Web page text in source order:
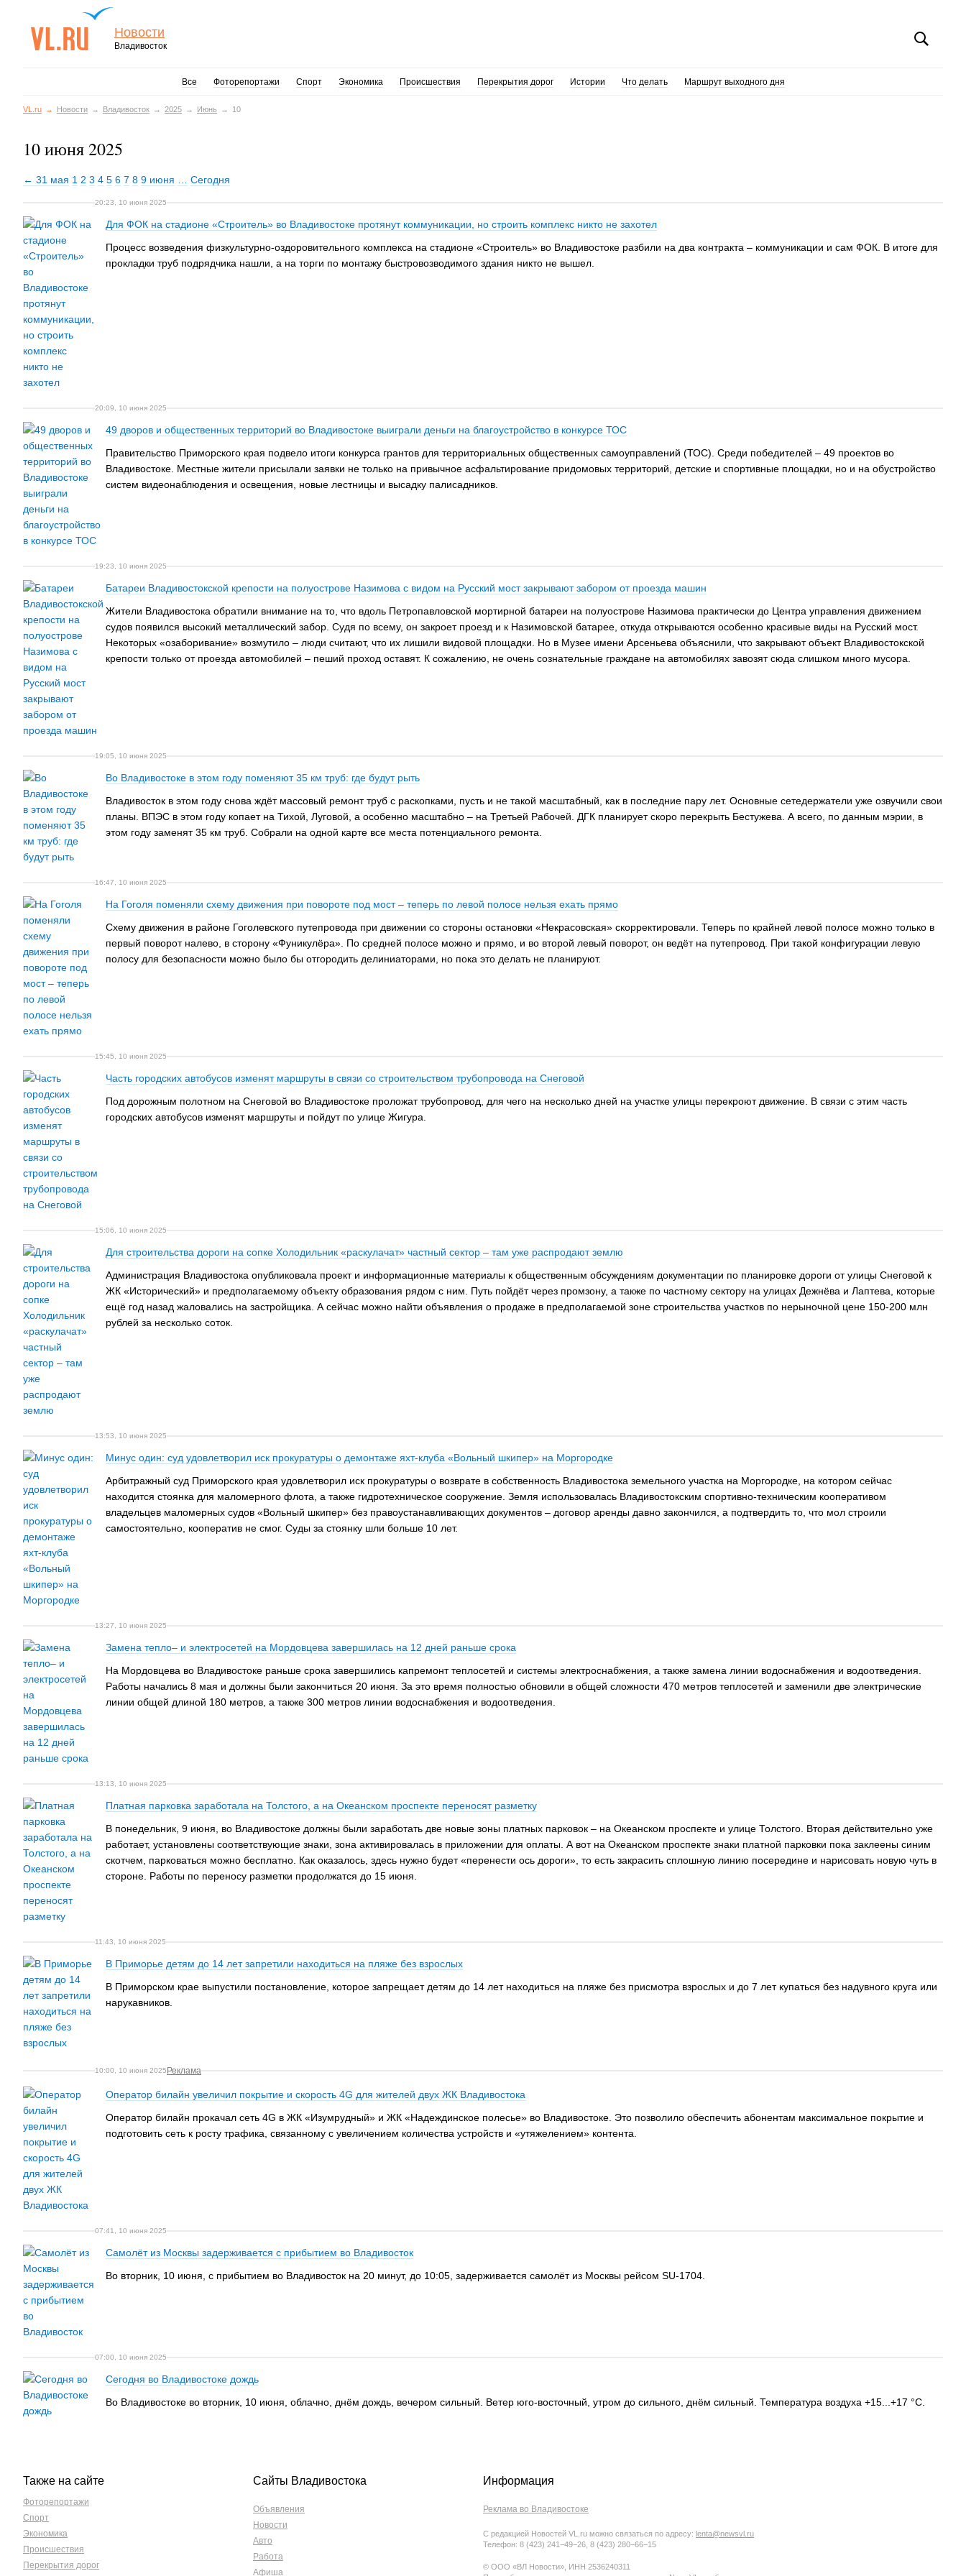
Новости
Владивосток
Все Фоторепортажи Спорт Экономика Происшествия Перекрытия дорог Истории Что делать Маршрут выходного дня
VL.ru Новости Владивосток 2025 Июнь 10
10 июня 2025
← 31 мая 1 2 3 4 5 6 7 8 9 июня Сегодня
20:23, 10 июня 2025
Для ФОК на стадионе «Строитель» во Владивостоке протянут коммуникации, но строить комплекс никто не захотел
Процесс возведения физкультурно-оздоровительного комплекса на стадионе «Строитель» во Владивостоке разбили на два контракта – коммуникации и сам ФОК. В итоге для
прокладки труб подрядчика нашли, а на торги по монтажу быстровозводимого здания никто не вышел.
20:09, 10 июня 2025
49 дворов и общественных территорий во Владивостоке выиграли деньги на благоустройство в конкурсе ТОС
Правительство Приморского края подвело итоги конкурса грантов для территориальных общественных самоуправлений (ТОС). Среди победителей – 49 проектов во
Владивостоке. Местные жители присылали заявки не только на привычное асфальтирование придомовых территорий, детские и спортивные площадки, но и на обустройство
систем видеонаблюдения и освещения, новые лестницы и высадку палисадников.
19:23, 10 июня 2025
Батареи Владивостокской крепости на полуострове Назимова с видом на Русский мост закрывают забором от проезда машин
Жители Владивостока обратили внимание на то, что вдоль Петропавловской мортирной батареи на полуострове Назимова практически до Центра управления движением
судов появился высокий металлический забор. Судя по всему, он закроет проезд и к Назимовской батарее, откуда открываются особенно красивые виды на Русский мост.
Некоторых «озаборивание» возмутило – люди считают, что их лишили видовой площадки. Но в Музее имени Арсеньева объяснили, что закрывают объект Владивостокской
крепости только от проезда автомобилей – пеший проход оставят. К сожалению, не очень сознательные граждане на автомобилях завозят сюда слишком много мусора.
19:05, 10 июня 2025
Во Владивостоке в этом году поменяют 35 км труб: где будут рыть
Владивосток в этом году снова ждёт массовый ремонт труб с раскопками, пусть и не такой масштабный, как в последние пару лет. Основные сетедержатели уже озвучили свои
планы. ВПЭС в этом году копает на Тихой, Луговой, а особенно масштабно – на Третьей Рабочей. ДГК планирует скоро перекрыть Бестужева. А всего, по данным мэрии, в
этом году заменят 35 км труб. Собрали на одной карте все места потенциального ремонта.
16:47, 10 июня 2025
На Гоголя поменяли схему движения при повороте под мост – теперь по левой полосе нельзя ехать прямо
Схему движения в районе Гоголевского путепровода при движении со стороны остановки «Некрасовская» скорректировали. Теперь по крайней левой полосе можно только в
первый поворот налево, в сторону «Фуникулёра». По средней полосе можно и прямо, и во второй левый поворот, он ведёт на путепровод. При такой конфигурации левую
полосу для безопасности можно было бы отгородить делиниаторами, но пока это делать не планируют.
15:45, 10 июня 2025
Часть городских автобусов изменят маршруты в связи со строительством трубопровода на Снеговой
Под дорожным полотном на Снеговой во Владивостоке проложат трубопровод, для чего на несколько дней на участке улицы перекроют движение. В связи с этим часть
городских автобусов изменят маршруты и пойдут по улице Жигура.
15:06, 10 июня 2025
Для строительства дороги на сопке Холодильник «раскулачат» частный сектор – там уже распродают землю
Администрация Владивостока опубликовала проект и информационные материалы к общественным обсуждениям документации по планировке дороги от улицы Снеговой к
ЖК «Исторический» и предполагаемому объекту образования рядом с ним. Путь пойдёт через промзону, а также по частному сектору на улицах Дежнёва и Лаптева, которые
ещё год назад жаловались на застройщика. А сейчас можно найти объявления о продаже в предполагаемой зоне строительства участков по нерыночной цене 150-200 млн
рублей за несколько соток.
13:53, 10 июня 2025
Минус один: суд удовлетворил иск прокуратуры о демонтаже яхт-клуба «Вольный шкипер» на Моргородке
Арбитражный суд Приморского края удовлетворил иск прокуратуры о возврате в собственность Владивостока земельного участка на Моргородке, на котором сейчас
находится стоянка для маломерного флота, а также гидротехническое сооружение. Земля использовалась Владивостокским спортивно-техническим кооперативом
владельцев маломерных судов «Вольный шкипер» без правоустанавливающих документов – договор аренды давно закончился, а подтвердить то, что мол строили
самостоятельно, кооператив не смог. Суды за стоянку шли больше 10 лет.
13:27, 10 июня 2025
Замена тепло– и электросетей на Мордовцева завершилась на 12 дней раньше срока
На Мордовцева во Владивостоке раньше срока завершились капремонт теплосетей и системы электроснабжения, а также замена линии водоснабжения и водоотведения.
Работы начались 8 мая и должны были закончиться 20 июня. За это время полностью обновили в общей сложности 470 метров теплосетей и заменили две электрические
линии общей длиной 180 метров, а также 300 метров линии водоснабжения и водоотведения.
13:13, 10 июня 2025
Платная парковка заработала на Толстого, а на Океанском проспекте переносят разметку
В понедельник, 9 июня, во Владивостоке должны были заработать две новые зоны платных парковок – на Океанском проспекте и улице Толстого. Вторая действительно уже
работает, установлены соответствующие знаки, зона активировалась в приложении для оплаты. А вот на Океанском проспекте знаки платной парковки пока заклеены синим
скотчем, парковаться можно бесплатно. Как оказалось, здесь нужно будет «перенести ось дороги», то есть закрасить сплошную линию посередине и нарисовать новую чуть в
стороне. Работы по переносу разметки продолжатся до 15 июня.
11:43, 10 июня 2025
В Приморье детям до 14 лет запретили находиться на пляже без взрослых
В Приморском крае выпустили постановление, которое запрещает детям до 14 лет находиться на пляже без присмотра взрослых и до 7 лет купаться без надувного круга или
нарукавников.
10:00, 10 июня 2025 Реклама
Оператор билайн увеличил покрытие и скорость 4G для жителей двух ЖК Владивостока
Оператор билайн прокачал сеть 4G в ЖК «Изумрудный» и ЖК «Надеждинское полесье» во Владивостоке. Это позволило обеспечить абонентам максимальное покрытие и
подготовить сеть к росту трафика, связанному с увеличением количества устройств и «утяжелением» контента.
07:41, 10 июня 2025
Самолёт из Москвы задерживается с прибытием во Владивосток
Во вторник, 10 июня, с прибытием во Владивосток на 20 минут, до 10:05, задерживается самолёт из Москвы рейсом SU-1704.
07:00, 10 июня 2025
Сегодня во Владивостоке дождь
Во Владивостоке во вторник, 10 июня, облачно, днём дождь, вечером сильный. Ветер юго-восточный, утром до сильного, днём сильный. Температура воздуха +15...+17 °C.
Также на сайте
Фоторепортажи
Спорт
Экономика
Происшествия
Перекрытия дорог
Сайты Владивостока
Объявления
Новости
Авто
Работа
Афиша
Информация
Реклама во Владивостоке
С редакцией Новостей VL.ru можно связаться по адресу: lenta@newsvl.ru
Телефон: 8 (423) 241−49−26, 8 (423) 280−66−15
© ООО «ВЛ Новости», ИНН 2536240311